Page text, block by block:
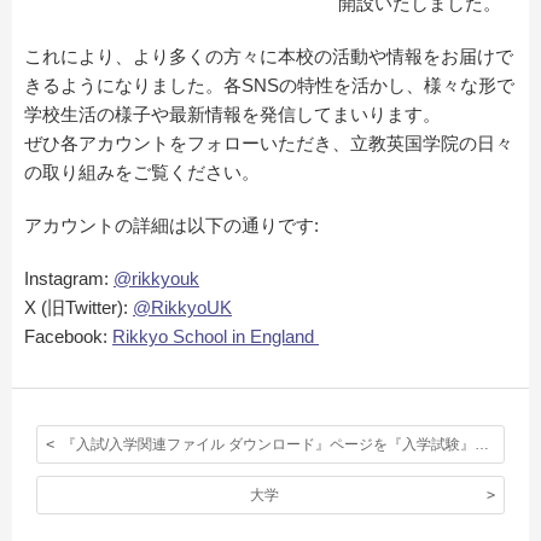
これにより、より多くの方々に本校の活動や情報をお届けで
きるようになりました。各SNSの特性を活かし、様々な形で
学校生活の様子や最新情報を発信してまいります。
ぜひ各アカウントをフォローいただき、立教英国学院の日々
の取り組みをご覧ください。
アカウントの詳細は以下の通りです:
Instagram: @rikkyouk
X (旧Twitter): @RikkyoUK
Facebook: Rikkyo School in England
大学